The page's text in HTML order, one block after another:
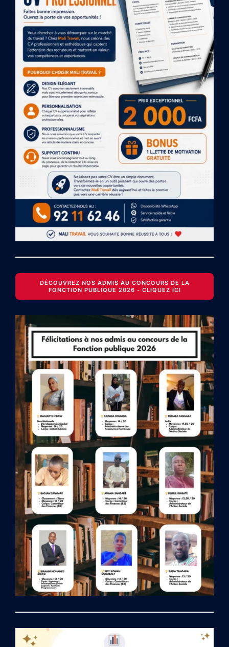
DÉCOUVREZ NOS ADMIS AU CONCOURS DE LA
FONCTION PUBLIQUE 2026 - CLIQUEZ ICI